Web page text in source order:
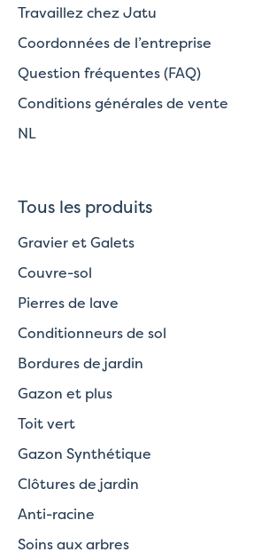
Travaillez chez Jatu
Coordonnées de l’entreprise
Question fréquentes (FAQ)
Conditions générales de vente
NL
Tous les produits
Gravier et Galets
Couvre-sol
Pierres de lave
Conditionneurs de sol
Bordures de jardin
Gazon et plus
Toit vert
Gazon Synthétique
Clôtures de jardin
Anti-racine
Soins aux arbres